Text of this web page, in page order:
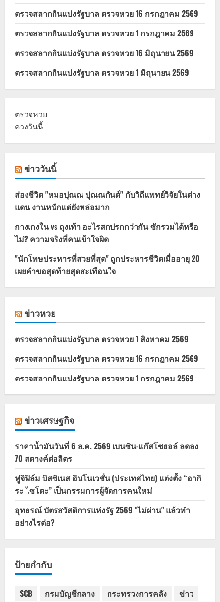
ตรวจสลากกินแบ่งรัฐบาล ตรวจหวย 16 กรกฎาคม 2569
ตรวจสลากกินแบ่งรัฐบาล ตรวจหวย 1 กรกฎาคม 2569
ตรวจสลากกินแบ่งรัฐบาล ตรวจหวย 16 มิถุนายน 2569
ตรวจสลากกินแบ่งรัฐบาล ตรวจหวย 1 มิถุนายน 2569
ตรวจหวย
ดวงวันนี้
ข่าววันนี้
ส่องชีวิต "หมอปุณณ ปุณณกันต์" กับวิถีแพทย์วิจัยในต่าง
แดน งานหนักแต่ยังหล่อมาก
กางเกงใน vs ถุงเท้า อะไรสกปรกกว่ากัน ซักรวมได้หรือ
ไม่? ความจริงที่คนเข้าใจผิด
"นักโทษประหารที่สวยที่สุด" ถูกประหารชีวิตเมื่ออายุ 20
เผยคำขอสุดท้ายสุดสะเทือนใจ
ข่าวหวย
ตรวจสลากกินแบ่งรัฐบาล ตรวจหวย 1 สิงหาคม 2569
ตรวจสลากกินแบ่งรัฐบาล ตรวจหวย 16 กรกฎาคม 2569
ตรวจสลากกินแบ่งรัฐบาล ตรวจหวย 1 กรกฎาคม 2569
ข่าวเศรษฐกิจ
ราคาน้ำมันวันที่ 6 ส.ค. 2569 เบนซิน-แก๊สโซฮอล์ ลดลง
70 สตางค์ต่อลิตร
ฟูจิฟิล์ม บิสซิเนส อินโนเวชั่น (ประเทศไทย) แต่งตั้ง “อากิ
ระ ไซโตะ” เป็นกรรมการผู้จัดการคนใหม่
อุทธรณ์ บัตรสวัสดิการแห่งรัฐ 2569 "ไม่ผ่าน" แล้วทำ
อย่างไรต่อ?
ป้ายกำกับ
SCB กรมบัญชีกลาง กระทรวงการคลัง ข่าว